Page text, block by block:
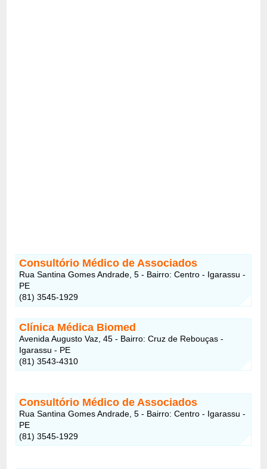
Consultório Médico de Associados
Rua Santina Gomes Andrade, 5 - Bairro: Centro - Igarassu -
PE
(81) 3545-1929
Clínica Médica Biomed
Avenida Augusto Vaz, 45 - Bairro: Cruz de Rebouças -
Igarassu - PE
(81) 3543-4310
Consultório Médico de Associados
Rua Santina Gomes Andrade, 5 - Bairro: Centro - Igarassu -
PE
(81) 3545-1929